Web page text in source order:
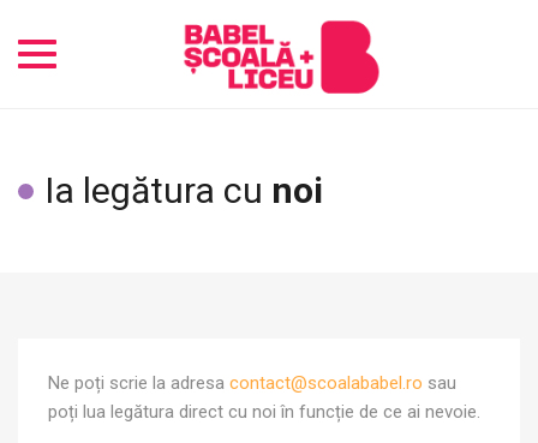
Toggle
Ia legătura cu noi
Ne poți scrie la adresa contact@scoalababel.ro sau
poți lua legătura direct cu noi în funcție de ce ai nevoie.